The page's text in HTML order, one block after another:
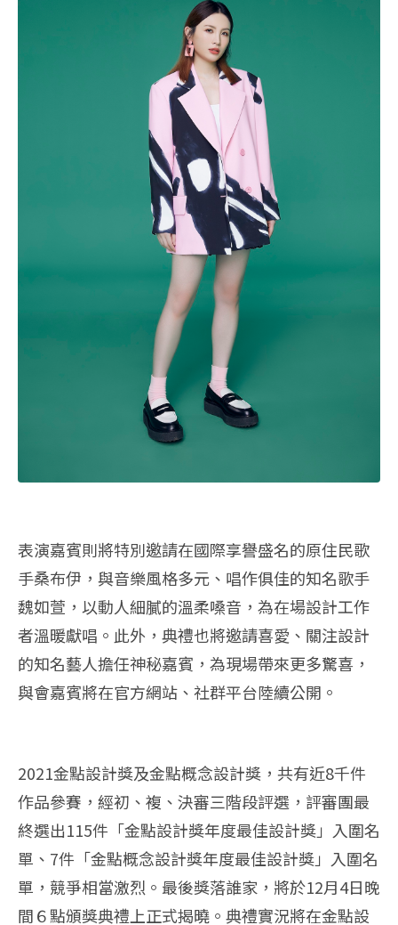
表演嘉賓則將特別邀請在國際享譽盛名的原住民歌
手桑布伊，與音樂風格多元、唱作俱佳的知名歌手
魏如萱，以動人細膩的溫柔嗓音，為在場設計工作
者溫暖獻唱。此外，典禮也將邀請喜愛、關注設計
的知名藝人擔任神秘嘉賓，為現場帶來更多驚喜，
與會嘉賓將在官方網站、社群平台陸續公開。
2021金點設計獎及金點概念設計獎，共有近8千件
作品參賽，經初、複、決審三階段評選，評審團最
終選出115件「金點設計獎年度最佳設計獎」入圍名
單、7件「金點概念設計獎年度最佳設計獎」入圍名
單，競爭相當激烈。最後獎落誰家，將於12月4日晚
間６點頒獎典禮上正式揭曉。典禮實況將在金點設